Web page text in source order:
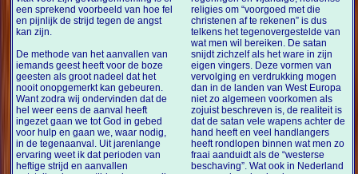
een sprekend voorbeeld van hoe fel
en pijnlijk de strijd tegen de angst
kan zijn.
De methode van het aanvallen van
iemands geest heeft voor de boze
geesten als groot nadeel dat het
nooit onopgemerkt kan gebeuren.
Want zodra wij ondervinden dat de
hel weer eens de aanval heeft
ingezet gaan we tot God in gebed
voor hulp en gaan we, waar nodig,
in de tegenaanval. Uit jarenlange
ervaring weet ik dat perioden van
heftige strijd en aanvallen
religies om “voorgoed met die
christenen af te rekenen” is dus
telkens het tegenovergestelde van
wat men wil bereiken. De satan
snijdt zichzelf als het ware in zijn
eigen vingers. Deze vormen van
vervolging en verdrukking mogen
dan in de landen van West Europa
niet zo algemeen voorkomen als
zojuist beschreven is, de realiteit is
dat de satan vele wapens achter de
hand heeft en veel handlangers
heeft rondlopen binnen wat men zo
fraai aanduidt als de “westerse
beschaving”. Wat ook in Nederland